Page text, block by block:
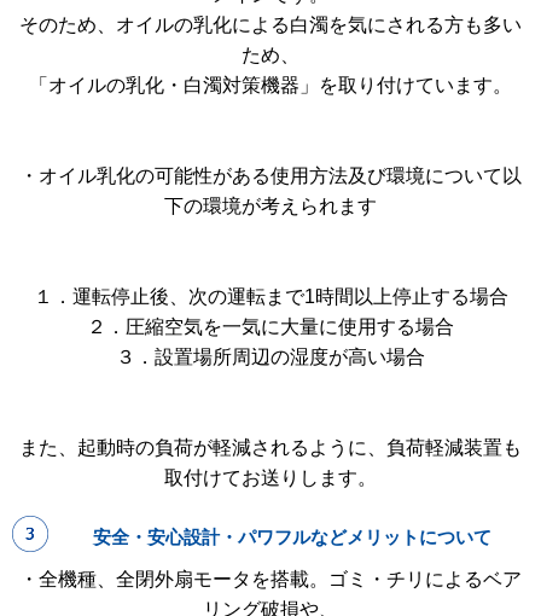
そのため、オイルの乳化による白濁を気にされる方も多い
ため、
「オイルの乳化・白濁対策機器」を取り付けています。
・オイル乳化の可能性がある使用方法及び環境について以
下の環境が考えられます
１．運転停止後、次の運転まで1時間以上停止する場合
２．圧縮空気を一気に大量に使用する場合
３．設置場所周辺の湿度が高い場合
また、起動時の負荷が軽減されるように、負荷軽減装置も
取付けてお送りします。
安全・安心設計・パワフルなどメリットについて
・全機種、全閉外扇モータを搭載。ゴミ・チリによるベア
リング破損や、